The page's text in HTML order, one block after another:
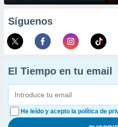
Síguenos
El Tiempo en tu email
He leído y acepto la política de